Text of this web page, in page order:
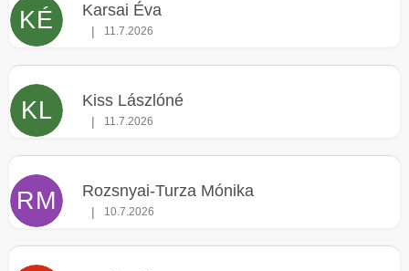
KÉ Karsai Éva
Az áruház értékelése 5-ből 5 csillag.
| 11.7.2026
KL Kiss Lászlóné
Az áruház értékelése 5-ből 5 csillag.
| 11.7.2026
RM Rozsnyai-Turza Mónika
Az áruház értékelése 5-ből 5 csillag.
| 10.7.2026